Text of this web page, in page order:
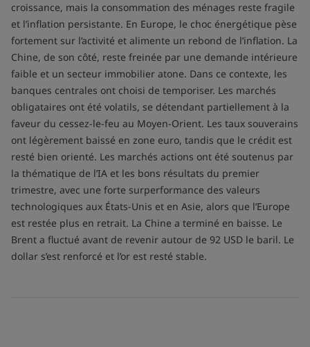
croissance, mais la consommation des ménages reste fragile
et l’inflation persistante. En Europe, le choc énergétique pèse
fortement sur l’activité et alimente un rebond de l’inflation. La
Chine, de son côté, reste freinée par une demande intérieure
faible et un secteur immobilier atone. Dans ce contexte, les
banques centrales ont choisi de temporiser. Les marchés
obligataires ont été volatils, se détendant partiellement à la
faveur du cessez-le-feu au Moyen-Orient. Les taux souverains
ont légèrement baissé en zone euro, tandis que le crédit est
resté bien orienté. Les marchés actions ont été soutenus par
la thématique de l’IA et les bons résultats du premier
trimestre, avec une forte surperformance des valeurs
technologiques aux États-Unis et en Asie, alors que l’Europe
est restée plus en retrait. La Chine a terminé en baisse. Le
Brent a fluctué avant de revenir autour de 92 USD le baril. Le
dollar s’est renforcé et l’or est resté stable.